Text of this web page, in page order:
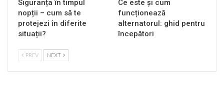
Siguranța în timpul
nopții – cum să te
protejezi în diferite
situații?
Ce este și cum
funcționează
alternatorul: ghid pentru
începători
PREV NEXT